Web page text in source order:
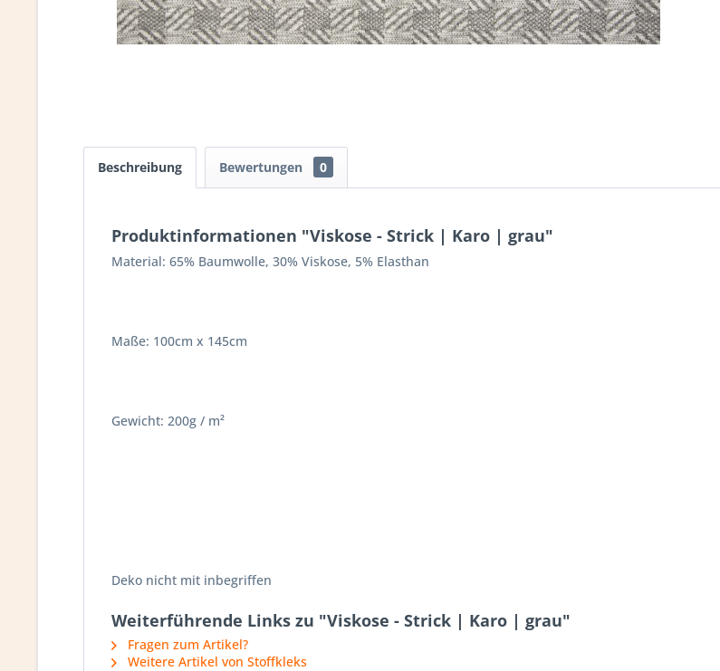
Beschreibung Bewertungen 0
Produktinformationen "Viskose - Strick | Karo | grau"
Material: 65% Baumwolle, 30% Viskose, 5% Elasthan
Maße: 100cm x 145cm
Gewicht: 200g / m²
Deko nicht mit inbegriffen
Weiterführende Links zu "Viskose - Strick | Karo | grau"
Fragen zum Artikel?
Weitere Artikel von Stoffkleks